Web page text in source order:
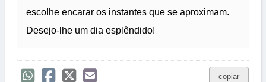
escolhe encarar os instantes que se aproximam.
Desejo-lhe um dia esplêndido!
copiar